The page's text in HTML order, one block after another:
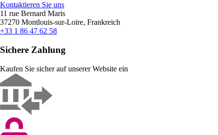
Kontaktieren Sie uns
11 rue Bernard Maris
37270 Montlouis-sur-Loire, Frankreich
+33 1 86 47 62 58
Sichere Zahlung
Kaufen Sie sicher auf unserer Website ein